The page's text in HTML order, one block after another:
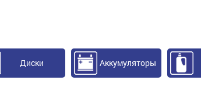
Диски Аккумуляторы